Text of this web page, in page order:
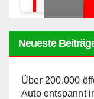
Neueste
Über 200.000
Auto entspannt